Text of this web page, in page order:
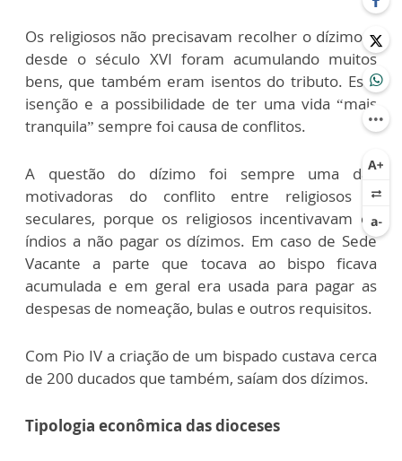
Os religiosos não precisavam recolher o dízimo e
desde o século XVI foram acumulando muitos
bens, que também eram isentos do tributo. Esta
isenção e a possibilidade de ter uma vida “mais
tranquila” sempre foi causa de conflitos.
A questão do dízimo foi sempre uma das
motivadoras do conflito entre religiosos e
seculares, porque os religiosos incentivavam os
índios a não pagar os dízimos. Em caso de Sede
Vacante a parte que tocava ao bispo ficava
acumulada e em geral era usada para pagar as
despesas de nomeação, bulas e outros requisitos.
Com Pio IV a criação de um bispado custava cerca
de 200 ducados que também, saíam dos dízimos.
Tipologia econômica das dioceses